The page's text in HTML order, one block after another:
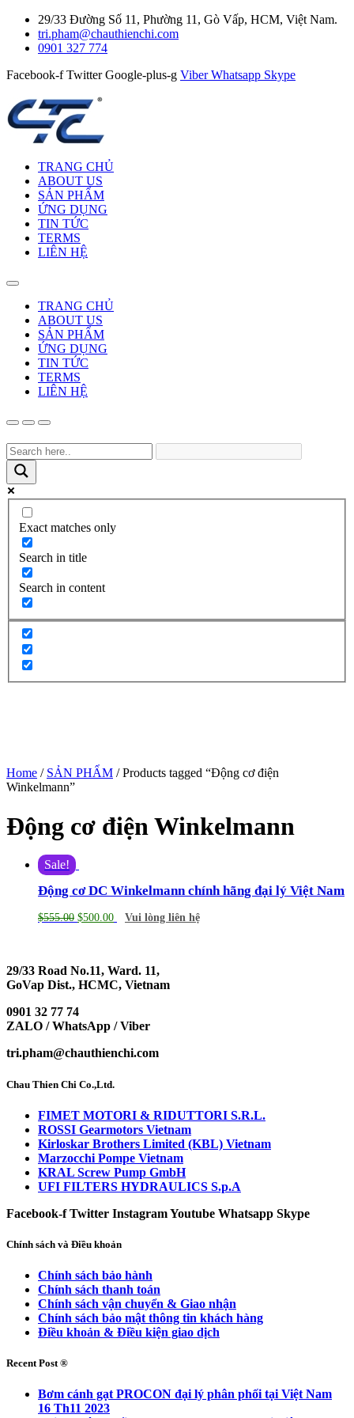
29/33 Đường Số 11, Phường 11, Gò Vấp, HCM, Việt Nam.
tri.pham@chauthienchi.com
0901 327 774
Facebook-f Twitter Google-plus-g Viber Whatsapp Skype
TRANG CHỦ
ABOUT US
SẢN PHẨM
ỨNG DỤNG
TIN TỨC
TERMS
LIÊN HỆ
TRANG CHỦ
ABOUT US
SẢN PHẨM
ỨNG DỤNG
TIN TỨC
TERMS
LIÊN HỆ
Exact matches only
Search in title
Search in content
Home / SẢN PHẨM / Products tagged “Động cơ điện
Winkelmann”
Động cơ điện Winkelmann
Sale!
Động cơ DC Winkelmann chính hãng đại lý Việt Nam
$555.00 $500.00 Vui lòng liên hệ
29/33 Road No.11, Ward. 11,
GoVap Dist., HCMC, Vietnam
0901 32 77 74
ZALO / WhatsApp / Viber
tri.pham@chauthienchi.com
Chau Thien Chi Co.,Ltd.
FIMET MOTORI & RIDUTTORI S.R.L.
ROSSI Gearmotors Vietnam
Kirloskar Brothers Limited (KBL) Vietnam
Marzocchi Pompe Vietnam
KRAL Screw Pump GmbH
UFI FILTERS HYDRAULICS S.p.A
Facebook-f Twitter InstagramYoutube Whatsapp Skype
Chính sách và Điều khoản
Chính sách bảo hành
Chính sách thanh toán
Chính sách vận chuyển & Giao nhận
Chính sách bảo mật thông tin khách hàng
Điều khoản & Điều kiện giao dịch
Recent Post ®
Bơm cánh gạt PROCON đại lý phân phối tại Việt Nam
16 Th11 2023